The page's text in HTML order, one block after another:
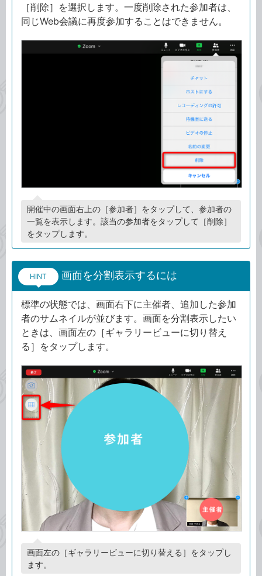
［削除］を選択します。一度削除された参加者は、
同じWeb会議に再度参加することはできません。
開催中の画面右上の［参加者］をタップして、参加者の
一覧を表示します。該当の参加者をタップして［削除］
をタップします。
HINT 画面を分割表示するには
標準の状態では、画面右下に主催者、追加した参加
者のサムネイルが並びます。画面を分割表示したい
ときは、画面左の［ギャラリービューに切り替え
る］をタップします。
画面左の［ギャラリービューに切り替える］をタップし
ます。